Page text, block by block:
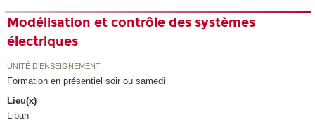
Modélisation et contrôle des systèmes
électriques
UNITÉ D’ENSEIGNEMENT
Formation en présentiel soir ou samedi
Lieu(x)
Liban